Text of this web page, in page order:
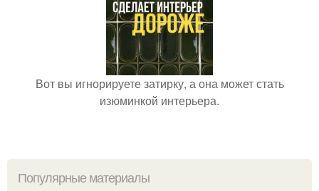
Вот вы игнорируете затирку, а она может стать
изюминкой интерьера.
Популярные материалы